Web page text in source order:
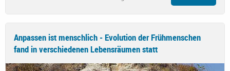
Anpassen ist menschlich - Evolution der Frühmenschen
fand in verschiedenen Lebensräumen statt